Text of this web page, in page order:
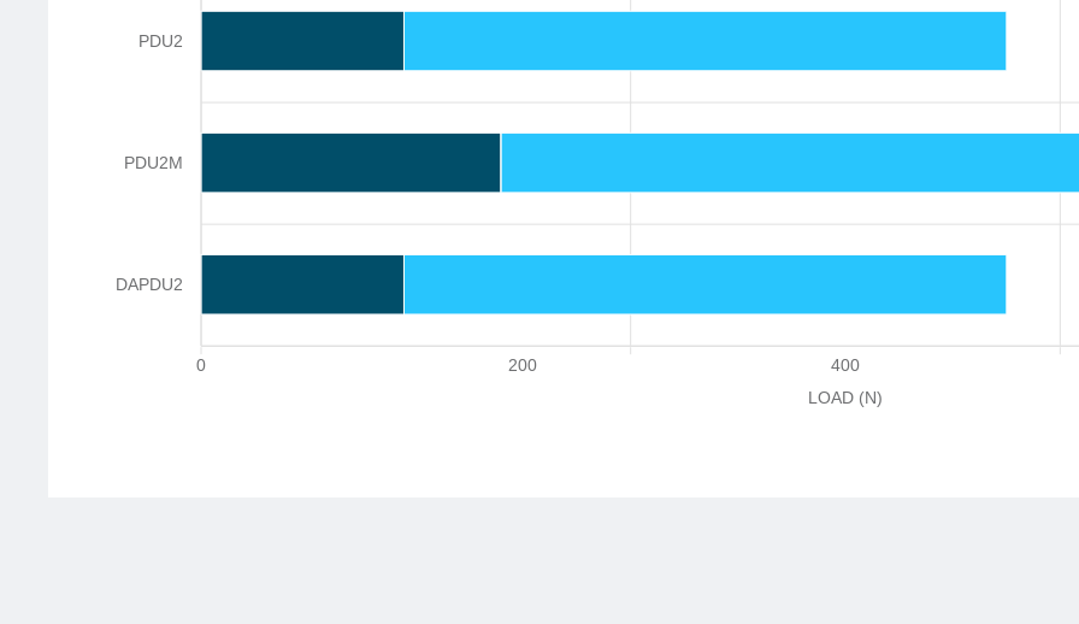
PDU2
PDU2M
DAPDU2
400
200
0
LOAD (N)